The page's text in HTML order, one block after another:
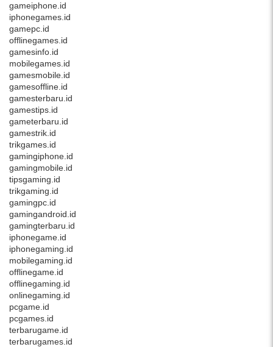
gameiphone.id
iphonegames.id
gamepc.id
offlinegames.id
gamesinfo.id
mobilegames.id
gamesmobile.id
gamesoffline.id
gamesterbaru.id
gamestips.id
gameterbaru.id
gamestrik.id
trikgames.id
gamingiphone.id
gamingmobile.id
tipsgaming.id
trikgaming.id
gamingpc.id
gamingandroid.id
gamingterbaru.id
iphonegame.id
iphonegaming.id
mobilegaming.id
offlinegame.id
offlinegaming.id
onlinegaming.id
pcgame.id
pcgames.id
terbarugame.id
terbarugames.id